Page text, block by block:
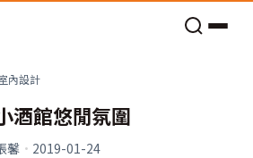
內設計
酒館悠閒氛圍
馨 · 2019-01-24